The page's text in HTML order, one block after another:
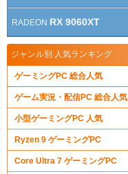
RADEON RX 9060XT
ジャンル別 人気ランキング
ゲーミングPC 総合人気
ゲーム実況・配信PC 総合人気
小型ゲーミングPC 人気
Ryzen 9 ゲーミングPC
Core Ultra 7 ゲーミングPC